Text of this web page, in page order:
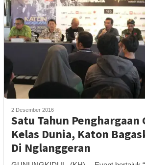
2 Desember 2016
Satu Tahun Penghargaan
Kelas Dunia, Katon
Di Nglanggeran